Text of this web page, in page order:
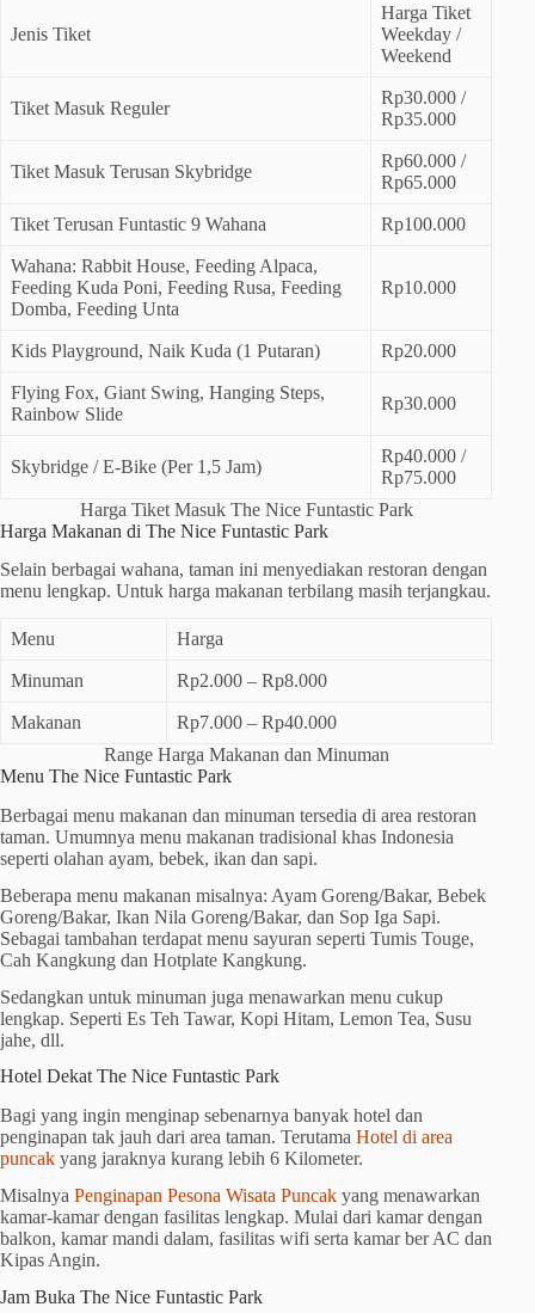
Jenis Tiket
Harga Tiket
Weekday /
Weekend
Tiket Masuk Reguler
Rp30.000 /
Rp35.000
Tiket Masuk Terusan Skybridge
Rp60.000 /
Rp65.000
Tiket Terusan Funtastic 9 Wahana Rp100.000
Wahana: Rabbit House, Feeding Alpaca,
Feeding Kuda Poni, Feeding Rusa, Feeding
Domba, Feeding Unta
Rp10.000
Kids Playground, Naik Kuda (1 Putaran) Rp20.000
Flying Fox, Giant Swing, Hanging Steps,
Rainbow Slide
Rp30.000
Skybridge / E-Bike (Per 1,5 Jam)
Rp40.000 /
Rp75.000
Harga Tiket Masuk The Nice Funtastic Park
Harga Makanan di The Nice Funtastic Park
Selain berbagai wahana, taman ini menyediakan restoran dengan
menu lengkap. Untuk harga makanan terbilang masih terjangkau.
Menu Harga
Minuman Rp2.000 – Rp8.000
Makanan
Rp7.000 – Rp40.000
Range Harga Makanan dan Minuman
Menu The Nice Funtastic Park
Berbagai menu makanan dan minuman tersedia di area restoran
taman. Umumnya menu makanan tradisional khas Indonesia
seperti olahan ayam, bebek, ikan dan sapi.
Beberapa menu makanan misalnya: Ayam Goreng/Bakar, Bebek
Goreng/Bakar, Ikan Nila Goreng/Bakar, dan Sop Iga Sapi.
Sebagai tambahan terdapat menu sayuran seperti Tumis Touge,
Cah Kangkung dan Hotplate Kangkung.
Sedangkan untuk minuman juga menawarkan menu cukup
lengkap. Seperti Es Teh Tawar, Kopi Hitam, Lemon Tea, Susu
jahe, dll.
Hotel Dekat The Nice Funtastic Park
Bagi yang ingin menginap sebenarnya banyak hotel dan
penginapan tak jauh dari area taman. Terutama Hotel di area
puncak yang jaraknya kurang lebih 6 Kilometer.
Misalnya Penginapan Pesona Wisata Puncak yang menawarkan
kamar-kamar dengan fasilitas lengkap. Mulai dari kamar dengan
balkon, kamar mandi dalam, fasilitas wifi serta kamar ber AC dan
Kipas Angin.
Jam Buka The Nice Funtastic Park